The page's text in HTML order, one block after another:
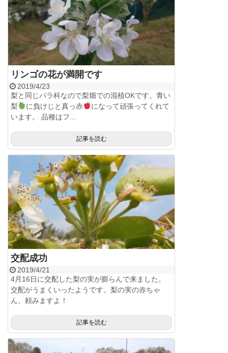
リンゴの花が満開です
2019/4/23
梨と同じバラ科なので梨畑での混植OKです。青い
梨
に負けじと真っ赤
になって頑張ってくれて
います。 品種はフ...
記事を読む
交配成功
2019/4/21
4月16日に交配した梨の実が膨らんで来ました。
交配がうまくいったようです。梨の実の赤ちゃ
ん、頼みますよ！
記事を読む